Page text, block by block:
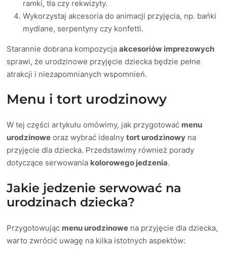
ramki, tła czy rekwizyty.
Wykorzystaj akcesoria do animacji przyjęcia, np. bańki
mydlane, serpentyny czy konfetti.
Starannie dobrana kompozycjaakcesoriów imprezowych
sprawi, że urodzinowe przyjęcie dziecka będzie pełne
atrakcji i niezapomnianych wspomnień.
Menu i tort urodzinowy
W tej części artykułu omówimy, jak przygotować menu
urodzinowe oraz wybrać idealnytort urodzinowy na
przyjęcie dla dziecka. Przedstawimy również porady
dotyczące serwowania kolorowego jedzenia.
Jakie jedzenie serwować na
urodzinach dziecka?
Przygotowując menu urodzinowe na przyjęcie dla dziecka,
warto zwrócić uwagę na kilka istotnych aspektów: